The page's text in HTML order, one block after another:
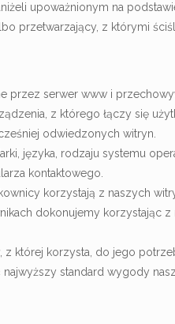
upoważnionym na
przetwarzający, z którymi
przez serwer www i
z którego łączy się
odwiedzonych witryn.
języka, rodzaju systemu
kontaktowego.
korzystają z naszych
dokonujemy korzystając
której korzysta, do jego
standard wygody